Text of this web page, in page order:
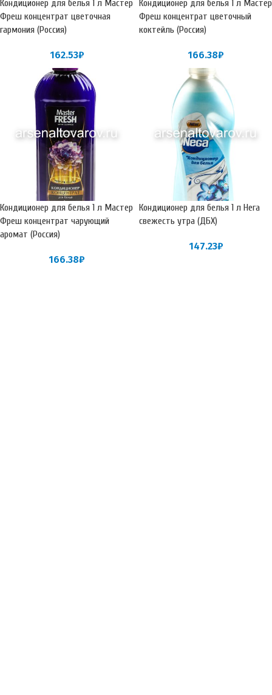
Кондиционер для белья 1 л Мастер
Фреш концентрат цветочная
гармония (Россия)
162.53₽
Кондиционер для белья 1 л Мастер
Фреш концентрат цветочный
коктейль (Россия)
166.38₽
Кондиционер для белья 1 л Мастер
Фреш концентрат чарующий
аромат (Россия)
166.38₽
Кондиционер для белья 1 л Нега
свежесть утра (ДБХ)
147.23₽